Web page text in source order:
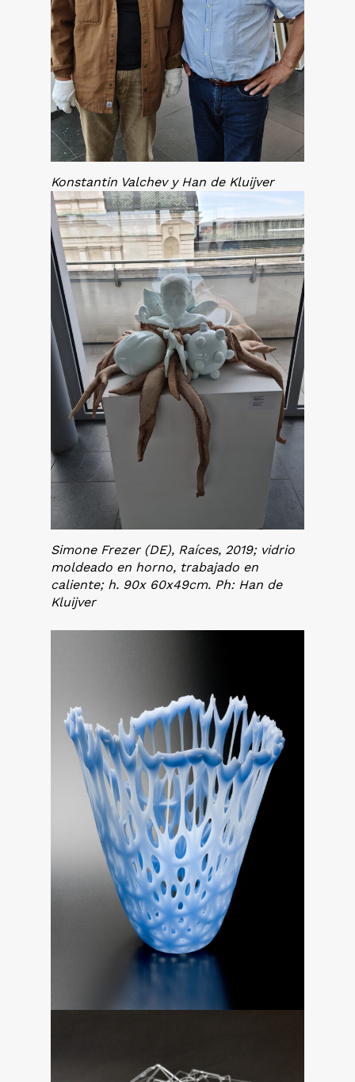
Konstantin Valchev y Han de Kluijver
Simone Frezer (DE), Raíces, 2019; vidrio
moldeado en horno, trabajado en
caliente; h. 90x 60x49cm. Ph: Han de
Kluijver